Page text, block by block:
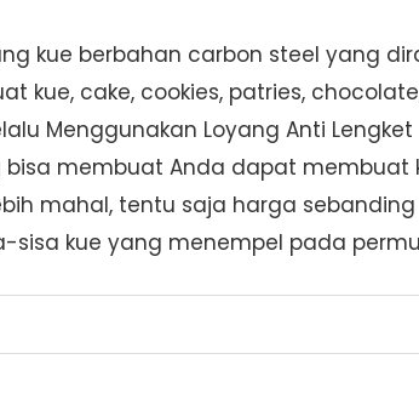
/
Spring
Form
22
cm
quantity
kue berbahan carbon steel yang
kue, cake, cookies, patries,
Menggunakan Loyang Anti Lengket
membuat Anda dapat membuat
mahal, tentu saja harga
sisa kue yang menempel pada